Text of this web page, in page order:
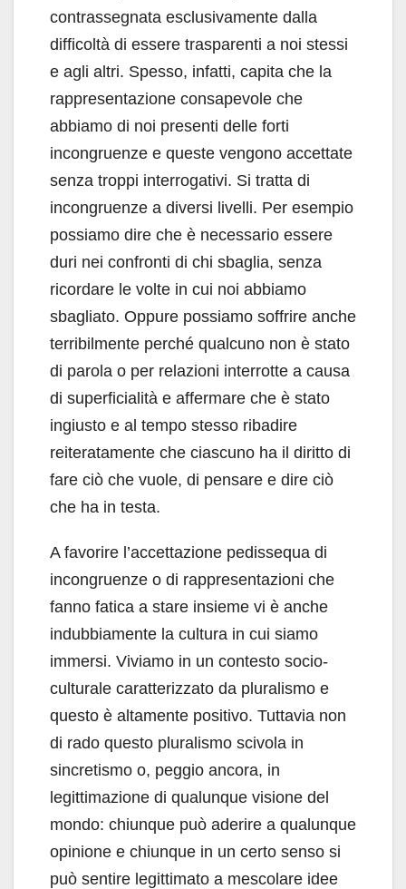
contrassegnata esclusivamente dalla
difficoltà di essere trasparenti a noi stessi
e agli altri. Spesso, infatti, capita che la
rappresentazione consapevole che
abbiamo di noi presenti delle forti
incongruenze e queste vengono accettate
senza troppi interrogativi. Si tratta di
incongruenze a diversi livelli. Per esempio
possiamo dire che è necessario essere
duri nei confronti di chi sbaglia, senza
ricordare le volte in cui noi abbiamo
sbagliato. Oppure possiamo soffrire anche
terribilmente perché qualcuno non è stato
di parola o per relazioni interrotte a causa
di superficialità e affermare che è stato
ingiusto e al tempo stesso ribadire
reiteratamente che ciascuno ha il diritto di
fare ciò che vuole, di pensare e dire ciò
che ha in testa.
A favorire l’accettazione pedissequa di
incongruenze o di rappresentazioni che
fanno fatica a stare insieme vi è anche
indubbiamente la cultura in cui siamo
immersi. Viviamo in un contesto socio-
culturale caratterizzato da pluralismo e
questo è altamente positivo. Tuttavia non
di rado questo pluralismo scivola in
sincretismo o, peggio ancora, in
legittimazione di qualunque visione del
mondo: chiunque può aderire a qualunque
opinione e chiunque in un certo senso si
può sentire legittimato a mescolare idee